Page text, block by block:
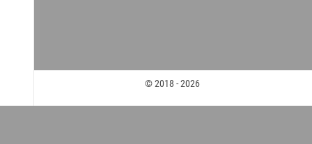
© 2018 - 2026